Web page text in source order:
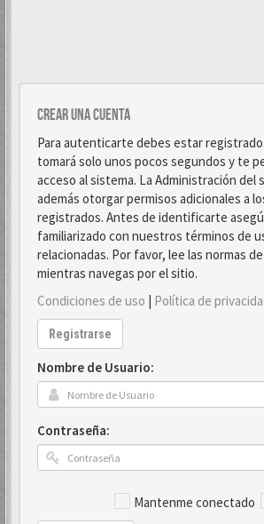
Crear una cuenta
Para autenticarte debes estar
tomará solo unos pocos segundos y te
acceso al sistema. La Administración del
además otorgar permisos adicionales a
registrados. Antes de identificarte
familiarizado con nuestros términos de
relacionadas. Por favor, lee las normas
mientras navegas por el sitio.
Condiciones de uso | Política de
Registrarse
Nombre de Usuario:
Contraseña:
Mantenme conectado